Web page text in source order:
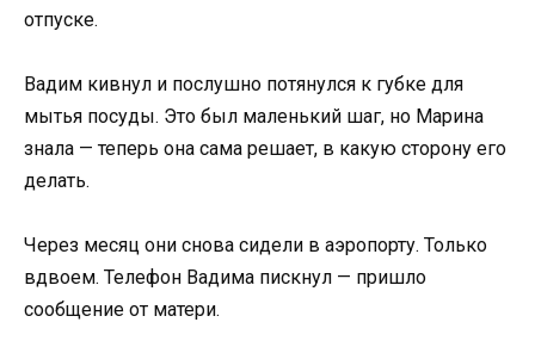
отпуске.
Вадим кивнул и послушно потянулся к губке для
мытья посуды. Это был маленький шаг, но Марина
знала — теперь она сама решает, в какую сторону его
делать.
Через месяц они снова сидели в аэропорту. Только
вдвоем. Телефон Вадима пискнул — пришло
сообщение от матери.